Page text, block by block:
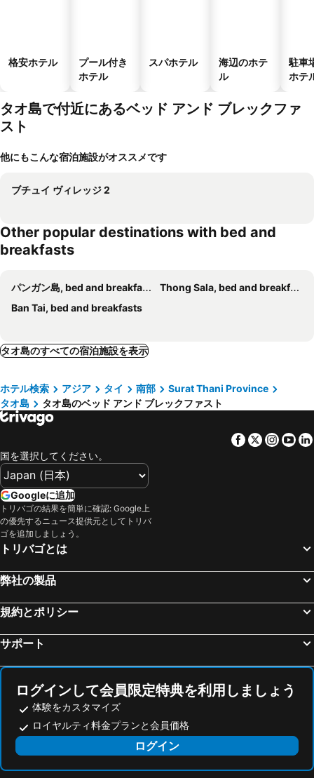
格安ホテル
プール付き
ホテル
スパホテル
海辺のホテ
ル
駐車
ホテ
タオ島で付近にあるベッド アンド ブレックファ
スト
他にもこんな宿泊施設がオススメです
ブチュイ ヴィレッジ 2
Other popular destinations with bed and
breakfasts
パンガン島, bed and breakfasts
Thong Sala, bed and breakfasts
Ban Tai, bed and breakfasts
タオ島のすべての宿泊施設を表示
ホテル検索 アジア タイ 南部
Surat Thani Province
タオ島
タオ島のベッド アンド ブレックファスト
Facebook
Twitter
国を選択してください。
Googleに追加
トリバゴの結果を簡単に確認: Google上
の優先するニュース提供元としてトリバ
ゴを追加しましょう。
トリバゴとは
弊社の製品
規約とポリシー
サポート
ログインして会員限定特典を利用しましょう
体験をカスタマイズ
ロイヤルティ料金プランと会員価格
ログイン